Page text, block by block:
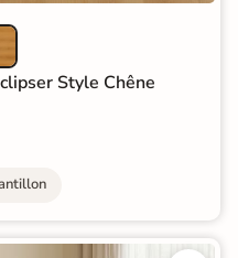
Style Chêne